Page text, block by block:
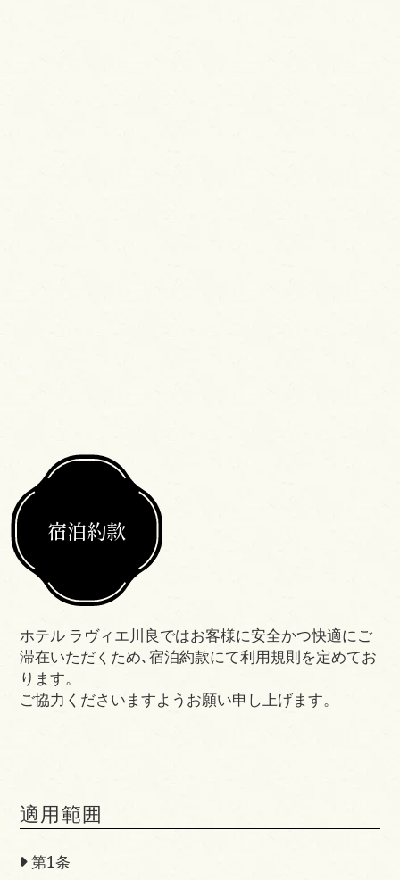
宿泊約款
ホテル ラヴィエ川良ではお客様に安全かつ快適にご
滞在いただくため､宿泊約款にて利用規則を定めてお
ります。
ご協力くださいますようお願い申し上げます。
適用範囲
第1条